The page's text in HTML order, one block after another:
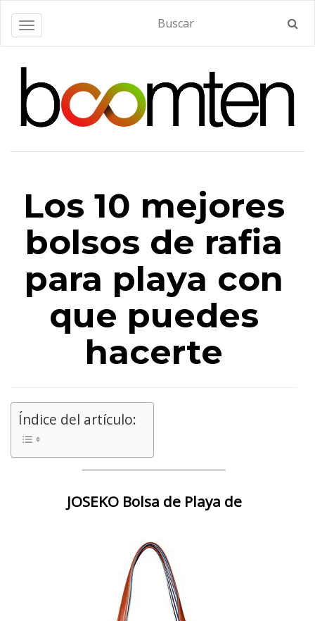
Alternar navegación
Los 10 mejores
bolsos de rafia
para playa con
que puedes
hacerte
Índice del artículo:
JOSEKO Bolsa de Playa de